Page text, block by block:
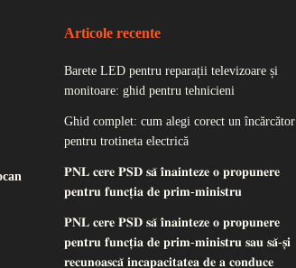
Articole recente
Barete LED pentru reparații televizoare și
monitoare: ghid pentru tehnicieni
Ghid complet: cum alegi corect un încărcător
pentru trotineta electrică
𝐏𝐍𝐋 𝐜𝐞𝐫𝐞 𝐏𝐒𝐃 𝐬𝐚̆ 𝐢̂𝐧𝐚𝐢𝐧𝐭𝐞𝐳𝐞 𝐨 𝐩𝐫𝐨𝐩𝐮𝐧𝐞𝐫𝐞
𝐩𝐞𝐧𝐭𝐫𝐮 𝐟𝐮𝐧𝐜𝐭̦𝐢𝐚 𝐝𝐞 𝐩𝐫𝐢𝐦-𝐦𝐢𝐧𝐢𝐬𝐭𝐫𝐮
𝐏𝐍𝐋 𝐜𝐞𝐫𝐞 𝐏𝐒𝐃 𝐬𝐚̆ 𝐢̂𝐧𝐚𝐢𝐧𝐭𝐞𝐳𝐞 𝐨 𝐩𝐫𝐨𝐩𝐮𝐧𝐞𝐫𝐞
𝐩𝐞𝐧𝐭𝐫𝐮 𝐟𝐮𝐧𝐜𝐭̦𝐢𝐚 𝐝𝐞 𝐩𝐫𝐢𝐦-𝐦𝐢𝐧𝐢𝐬𝐭𝐫𝐮 𝐬𝐚𝐮 𝐬𝐚̆-𝐬̦𝐢
𝐫𝐞𝐜𝐮𝐧𝐨𝐚𝐬𝐜𝐚̆ 𝐢𝐧𝐜𝐚𝐩𝐚𝐜𝐢𝐭𝐚𝐭𝐞𝐚 𝐝𝐞 𝐚 𝐜𝐨𝐧𝐝𝐮𝐜𝐞